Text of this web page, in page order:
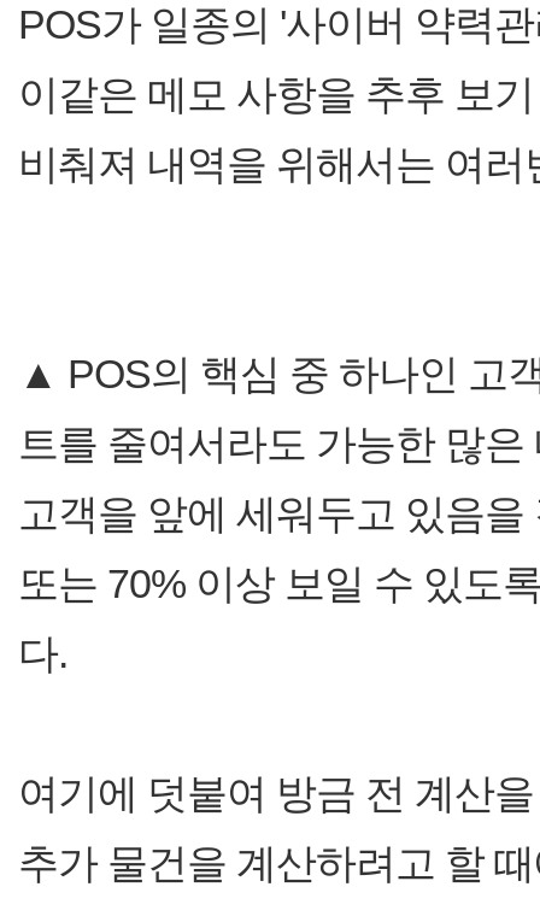
POS가 일종의 '사이버 약력
이같은 메모 사항을 추후 보
비춰져 내역을 위해서는 여
▲ POS의 핵심 중 하나인 고
트를 줄여서라도 가능한 많
고객을 앞에 세워두고 있음
또는 70% 이상 보일 수 있도
다.
여기에 덧붙여 방금 전 계산
추가 물건을 계산하려고 할